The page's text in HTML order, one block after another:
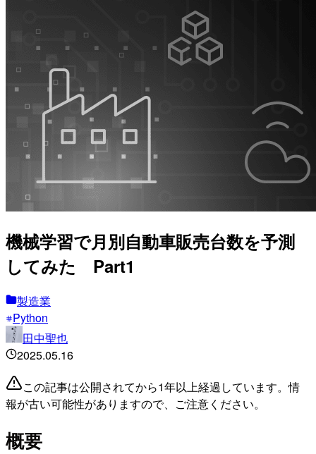
機械学習で月別自動車販売台数を予測
してみた Part1
製造業
Python
田中聖也
2025.05.16
この記事は公開されてから1年以上経過しています。情
報が古い可能性がありますので、ご注意ください。
概要